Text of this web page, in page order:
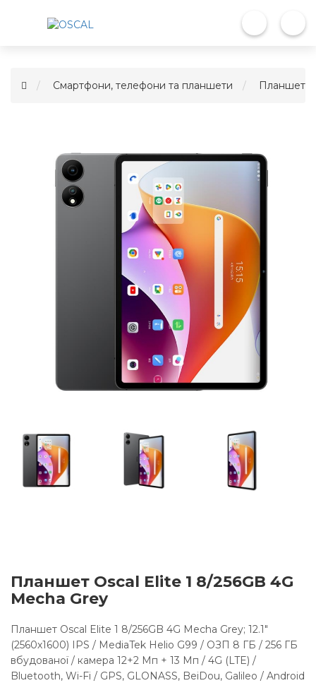
Смартфони, телефони та планшети Планшети
Планшет Oscal Elite 1 8/256GB 4G
Mecha Grey
Планшет Oscal Elite 1 8/256GB 4G Mecha Grey; 12.1"
(2560х1600) IPS / MediaTek Helio G99 / ОЗП 8 ГБ / 256 ГБ
вбудованої / камера 12+2 Мп + 13 Мп / 4G (LTE) /
Bluetooth, Wi-Fi / GPS, GLONASS, BeiDou, Galileo / Android